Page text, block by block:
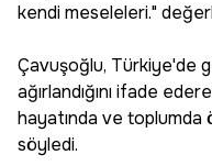
kendi meseleleri."
Çavuşoğlu, Türkiye'de
ağırlandığını ifade
hayatında ve toplumda
söyledi.